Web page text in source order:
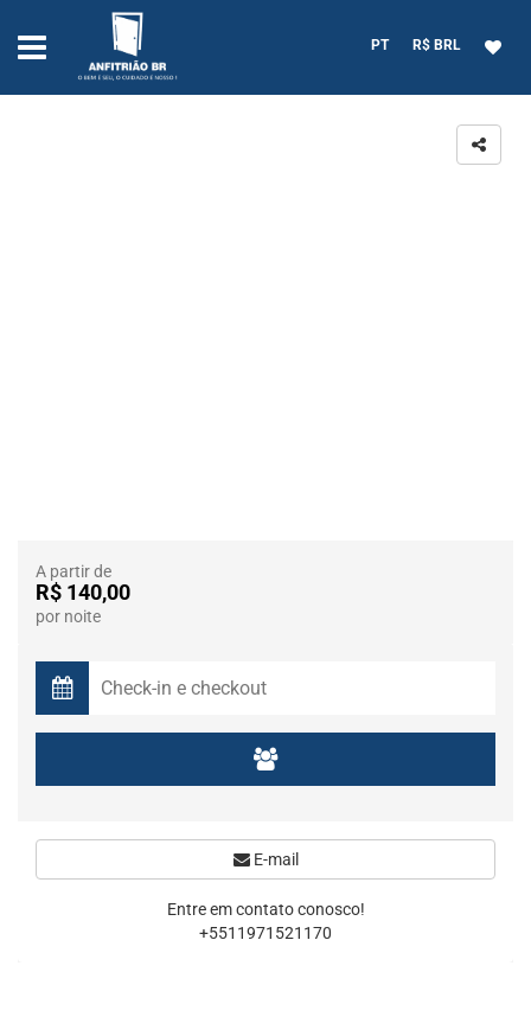
PT R$ BRL
A partir de
R$ 140,00
por noite
E-mail
Entre em contato conosco!
+5511971521170